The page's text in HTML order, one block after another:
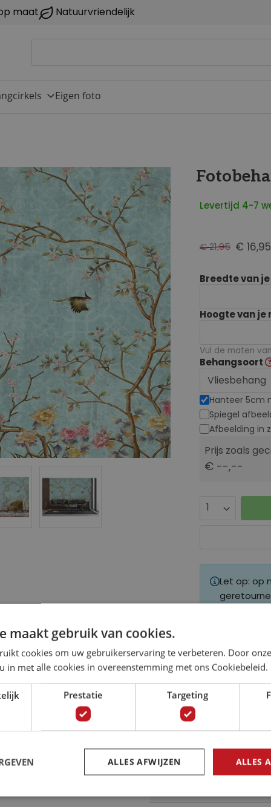
maat Natuurvriendelijk
Eigen foto
Levertijd 4-7
€ 16,95
€ 21,95
Breedte van
Hoogte van je
Vul de maten
Behangsoort
Hanteer 5cm
Spiegel
Afbeelding in
Prijs zoals
€ --,--
Let op: op
planten met dit
Specificaties
Meer
informatie
EAN
maakt gebruik van cookies.
cookies om uw gebruikerservaring te verbeteren. Door
in met alle cookies in overeenstemming met ons Cookiebeleid.
Prestatie Targeting
ALLES
ALLES AFWIJZEN